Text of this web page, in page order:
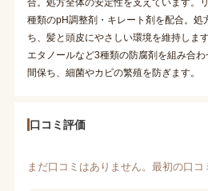
種類のpH調整剤・キレート剤を配合。処
ち、髪と頭皮にやさしい環境を維持しま
エタノールなど3種類の防腐剤を組み合
間保ち、細菌やカビの繁殖を防ぎます。
口コミ評価
まだ口コミはありません。最初の口